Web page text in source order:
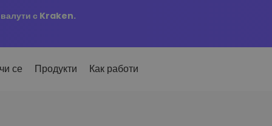
с Kraken.
се Продукти Как работи